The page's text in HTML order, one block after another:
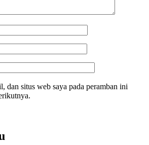
dan situs web saya pada peramban ini